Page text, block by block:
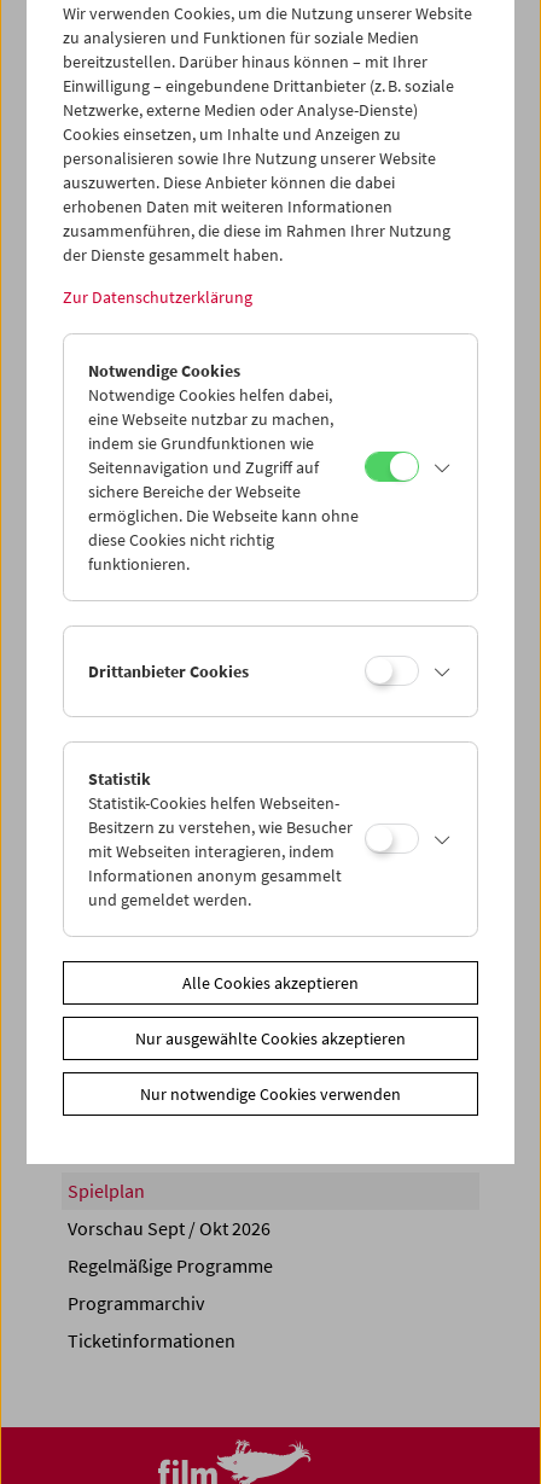
31
01 02 03 04 05 06
iCalender
Programmheft-PDF
English language or subtitles
< Vorherige Woche
Mo 10.5.
Di 11.5.
Mi 12.5.
Do 13.5.
So 16.5.
PROGRAMM ÜBERBLICK
Spielplan
Vorschau Sept / Okt 2026
Regelmäßige Programme
Programmarchiv
Ticketinformationen
Wir verwenden Cookies, um die Nutzung unserer Website
zu analysieren und Funktionen für soziale Medien
bereitzustellen. Darüber hinaus können – mit Ihrer
Einwilligung – eingebundene Drittanbieter (z. B. soziale
Netzwerke, externe Medien oder Analyse-Dienste)
Cookies einsetzen, um Inhalte und Anzeigen zu
personalisieren sowie Ihre Nutzung unserer Website
auszuwerten. Diese Anbieter können die dabei
erhobenen Daten mit weiteren Informationen
zusammenführen, die diese im Rahmen Ihrer Nutzung
der Dienste gesammelt haben.
Zur Datenschutzerklärung
Notwendige Cookies
Notwendige Cookies helfen dabei,
eine Webseite nutzbar zu machen,
indem sie Grundfunktionen wie
Seitennavigation und Zugriff auf
sichere Bereiche der Webseite
ermöglichen. Die Webseite kann ohne
diese Cookies nicht richtig
funktionieren.
Drittanbieter Cookies
Statistik
Statistik-Cookies helfen Webseiten-
Besitzern zu verstehen, wie Besucher
mit Webseiten interagieren, indem
Informationen anonym gesammelt
und gemeldet werden.
Alle Cookies akzeptieren
Nur ausgewählte Cookies akzeptieren
Nur notwendige Cookies verwenden